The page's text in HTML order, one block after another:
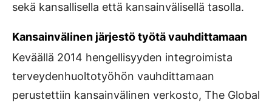
sekä kansallisella että kansainvälisellä tasolla.
Kansainvälinen järjestö työtä vauhdittamaan
Keväällä 2014 hengellisyyden integroimista
terveydenhuoltotyöhön vauhdittamaan
perustettiin kansainvälinen verkosto, The Global